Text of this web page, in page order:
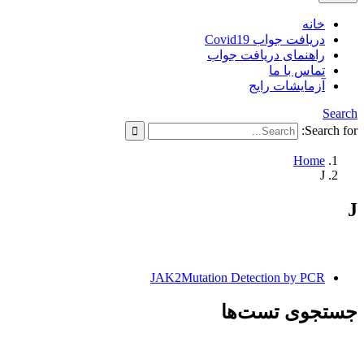
خانه
دریافت جواب Covid19
راهنمای دریافت جواب
تماس با ما
آزمایشات رایج
Search
Search for:
Home
J
J
JAK2Mutation Detection by PCR
جستجوی تست‌ها